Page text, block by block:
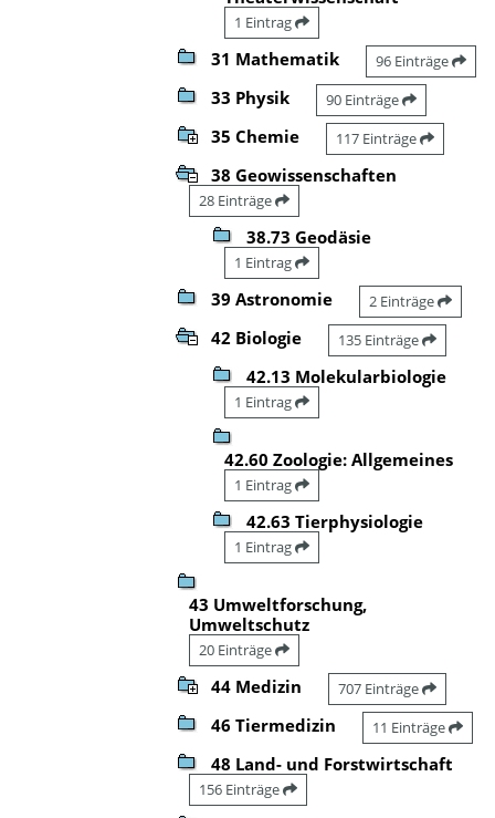
1 Eintrag
31 Mathematik 96 Einträge
33 Physik 90 Einträge
35 Chemie 117 Einträge
38 Geowissenschaften
28 Einträge
38.73 Geodäsie
1 Eintrag
39 Astronomie 2 Einträge
42 Biologie 135 Einträge
42.13 Molekularbiologie
1 Eintrag
42.60 Zoologie: Allgemeines
1 Eintrag
42.63 Tierphysiologie
1 Eintrag
43 Umweltforschung,
Umweltschutz
20 Einträge
44 Medizin 707 Einträge
46 Tiermedizin 11 Einträge
48 Land- und Forstwirtschaft
156 Einträge